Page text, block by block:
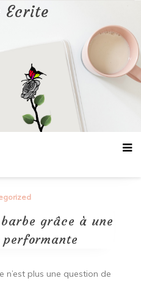
Ecrite
grâce à une
n’est plus une question de